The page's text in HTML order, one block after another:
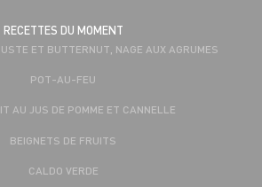
RECETTES DU MOMENT
ET BUTTERNUT, NAGE AUX AGRUMES
POT-AU-FEU
AU JUS DE POMME ET CANNELLE
BEIGNETS DE FRUITS
CALDO VERDE